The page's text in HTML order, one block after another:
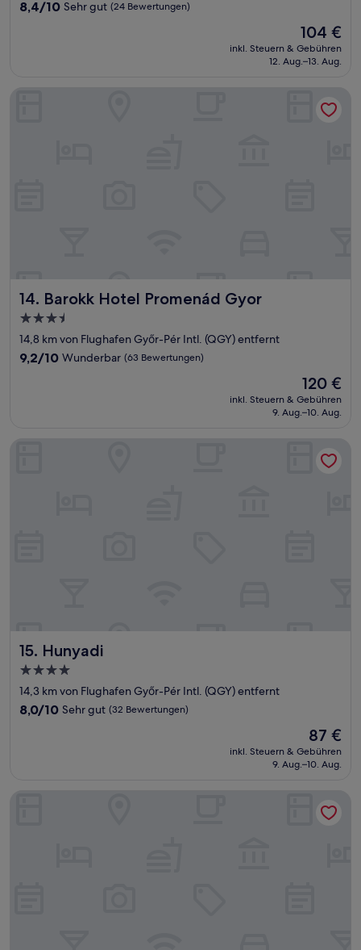
8.4
Bewertungen)
8,4/10 Sehr gut (24 Bewertungen)
Der
Preis
beträgt
104 €
inkl. Steuern & Gebühren
12. Aug.–13. Aug.
14. Barokk Hotel Promenád Gyor
Barokk Hotel Promenád Gyor
3.5-
Sterne-
Unterkunft
14,8 km von Flughafen Győr-Pér Intl. (QGY) entfernt
9.2
9,2/10 Wunderbar (63 Bewertungen)
Der
Preis
beträgt
120 €
inkl. Steuern & Gebühren
9. Aug.–10. Aug.
Barokk Hotel Promenád Gyor
15. Hunyadi
Hunyadi
4.0-
Sterne-
Unterkunft
14,3 km von Flughafen Győr-Pér Intl. (QGY) entfernt
8.0
Bewertungen)
8,0/10 Sehr gut (32 Bewertungen)
Der
Preis
beträgt
87 €
inkl. Steuern & Gebühren
9. Aug.–10. Aug.
Hotel Kálvária